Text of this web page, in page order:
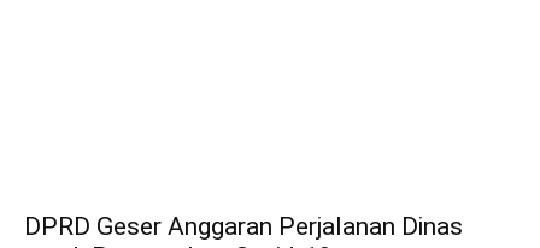
DPRD Geser Anggaran Perjalanan Dinas